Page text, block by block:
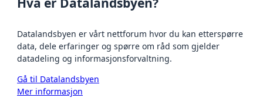
Datalandsbyen er vårt nettforum hvor du kan etterspørre
data, dele erfaringer og spørre om råd som gjelder
datadeling og informasjonsforvaltning.
Gå til Datalandsbyen
Mer informasjon